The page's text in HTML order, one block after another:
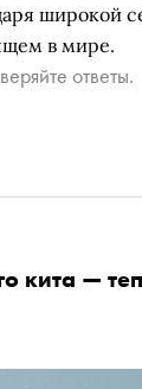
широкой
в мире.
ответы.
кита —